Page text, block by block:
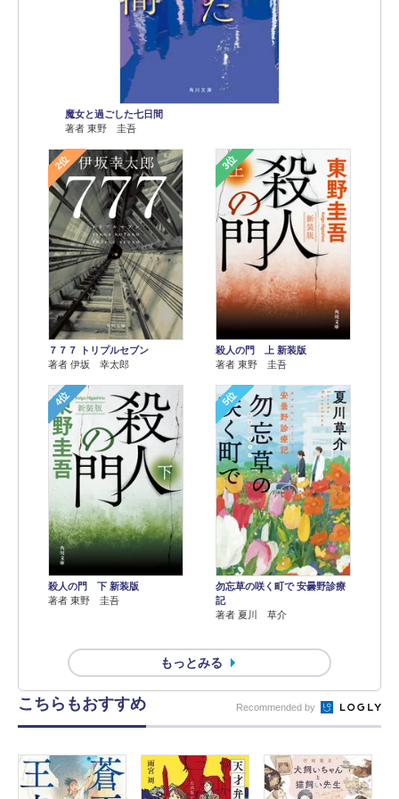
魔女と過ごした七日間
著者 東野 圭吾
2位
７７７ トリプルセブン
著者 伊坂 幸太郎
3位
殺人の門 上 新装版
著者 東野 圭吾
4位
殺人の門 下 新装版
著者 東野 圭吾
5位
勿忘草の咲く町で 安曇野診療
記
著者 夏川 草介
もっとみる
こちらもおすすめ Recommended by